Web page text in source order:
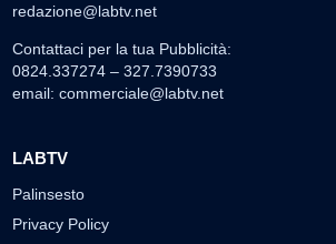
redazione@labtv.net
Contattaci per la tua Pubblicità:
0824.337274 – 327.7390733
email: commerciale@labtv.net
LABTV
Palinsesto
Privacy Policy